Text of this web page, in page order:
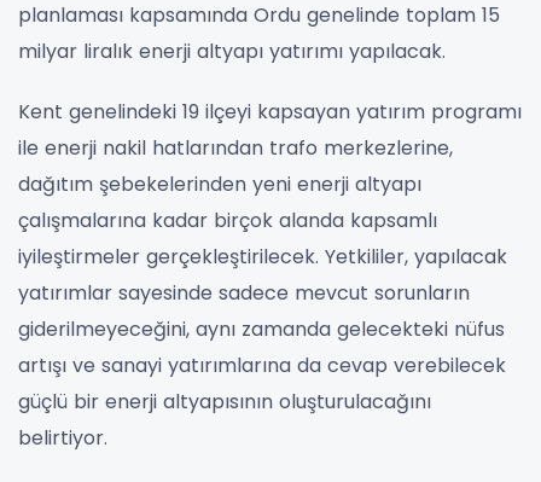
planlaması kapsamında Ordu genelinde toplam 15
milyar liralık enerji altyapı yatırımı yapılacak.
Kent genelindeki 19 ilçeyi kapsayan yatırım programı
ile enerji nakil hatlarından trafo merkezlerine,
dağıtım şebekelerinden yeni enerji altyapı
çalışmalarına kadar birçok alanda kapsamlı
iyileştirmeler gerçekleştirilecek. Yetkililer, yapılacak
yatırımlar sayesinde sadece mevcut sorunların
giderilmeyeceğini, aynı zamanda gelecekteki nüfus
artışı ve sanayi yatırımlarına da cevap verebilecek
güçlü bir enerji altyapısının oluşturulacağını
belirtiyor.